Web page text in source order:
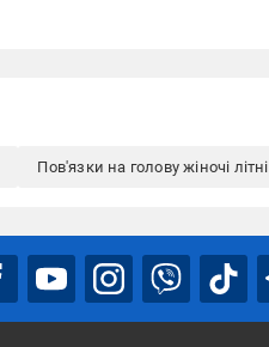
Пов'язки на голову жіночі літні